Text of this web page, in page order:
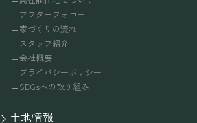
アフターフォロー
家づくりの流れ
スタッフ紹介
会社概要
プライバシーポリシー
SDGsへの取り組み
土地情報